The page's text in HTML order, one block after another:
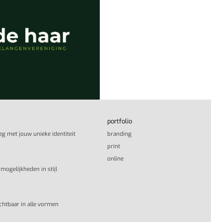
met jouw unieke identiteit
in stijl
in alle vormen
portfolio
branding
print
online